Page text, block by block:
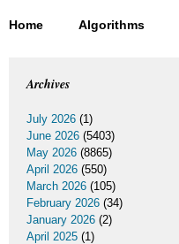
Home Algorithms
Archives
July 2026 (1)
June 2026 (5403)
May 2026 (8865)
April 2026 (550)
March 2026 (105)
February 2026 (34)
January 2026 (2)
April 2025 (1)